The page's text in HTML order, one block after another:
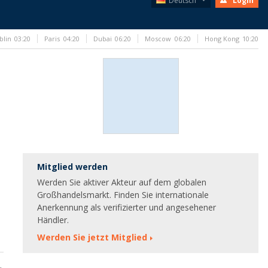
Mitglied werden
Werden Sie aktiver Akteur auf dem globalen
Großhandelsmarkt. Finden Sie internationale
Anerkennung als verifizierter und angesehener
Händler.
Werden Sie jetzt Mitglied
03:20 Paris 04:20 Dubai 06:20 Moscow 06:20 Hong Kong 10:20